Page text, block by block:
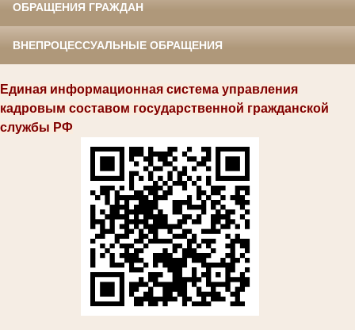
ОБРАЩЕНИЯ ГРАЖДАН
ВНЕПРОЦЕССУАЛЬНЫЕ ОБРАЩЕНИЯ
Единая информационная система управления
кадровым составом государственной гражданской
службы РФ